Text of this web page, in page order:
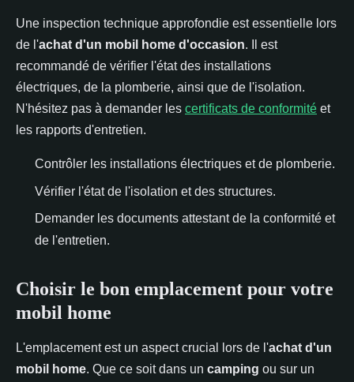
Une inspection technique approfondie est essentielle lors
de l'achat d'un mobil home d'occasion. Il est
recommandé de vérifier l'état des installations
électriques, de la plomberie, ainsi que de l'isolation.
N'hésitez pas à demander les certificats de conformité et
les rapports d'entretien.
Contrôler les installations électriques et de plomberie.
Vérifier l'état de l'isolation et des structures.
Demander les documents attestant de la conformité et
de l'entretien.
Choisir le bon emplacement pour votre
mobil home
L'emplacement est un aspect crucial lors de l'achat d'un
mobil home. Que ce soit dans un camping ou sur un